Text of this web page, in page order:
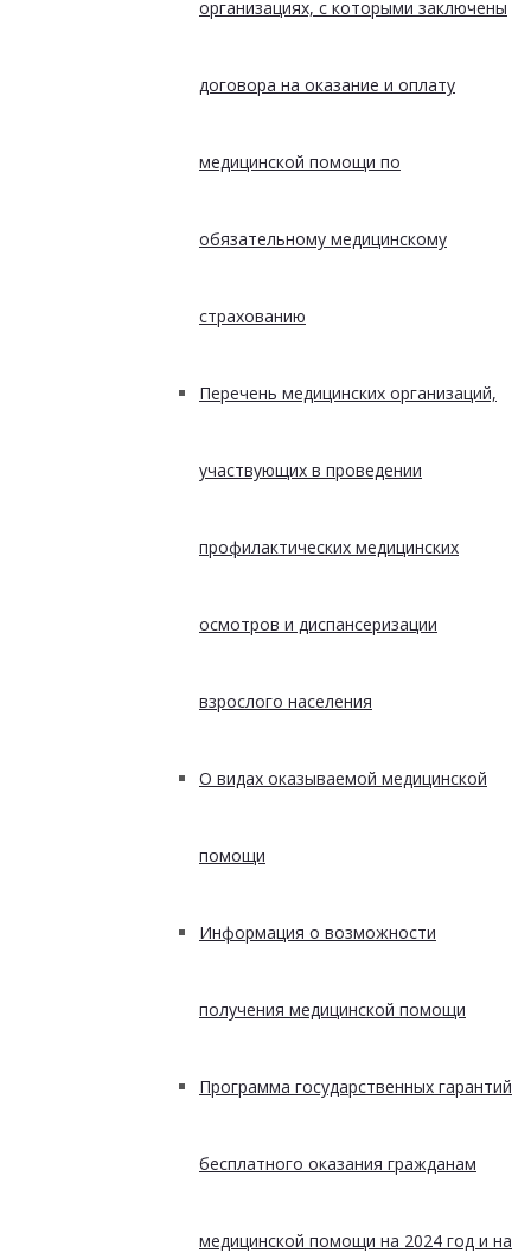
организациях, с которыми заключены
договора на оказание и оплату
медицинской помощи по
обязательному медицинскому
страхованию
Перечень медицинских организаций,
участвующих в проведении
профилактических медицинских
осмотров и диспансеризации
взрослого населения
О видах оказываемой медицинской
помощи
Информация о возможности
получения медицинской помощи
Программа государственных гарантий
бесплатного оказания гражданам
медицинской помощи на 2024 год и на